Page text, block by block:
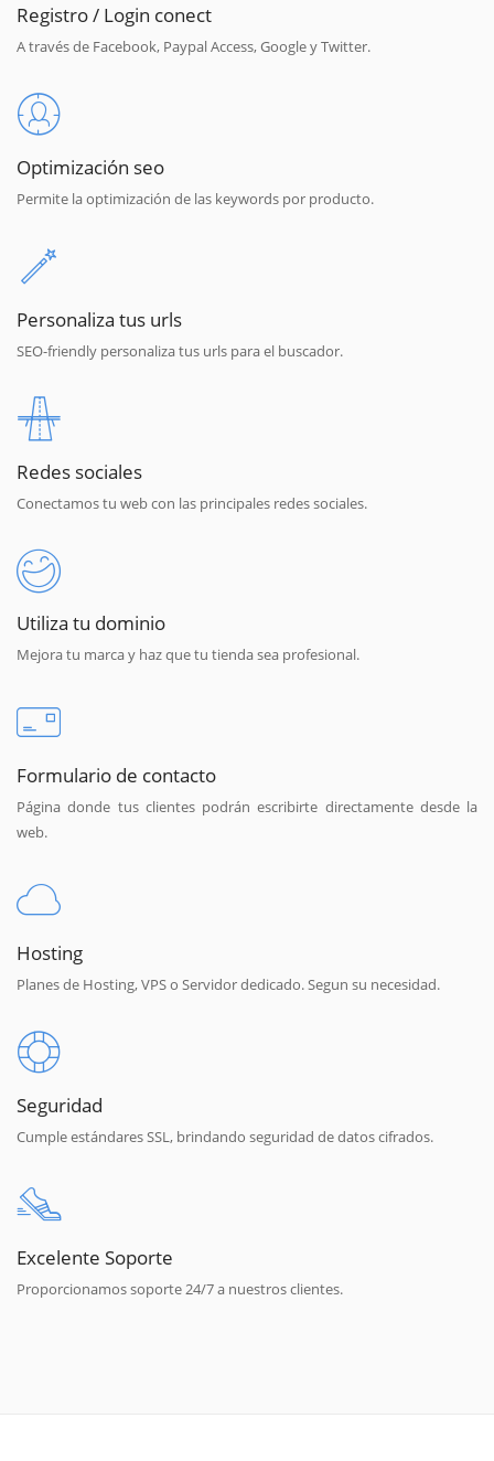
Registro / Login conect
A través de Facebook, Paypal Access, Google y Twitter.
Optimización seo
Permite la optimización de las keywords por producto.
Personaliza tus urls
SEO-friendly personaliza tus urls para el buscador.
Redes sociales
Conectamos tu web con las principales redes sociales.
Utiliza tu dominio
Mejora tu marca y haz que tu tienda sea profesional.
Formulario de contacto
Página donde tus clientes podrán escribirte directamente desde la
web.
Hosting
Planes de Hosting, VPS o Servidor dedicado. Segun su necesidad.
Seguridad
Cumple estándares SSL, brindando seguridad de datos cifrados.
Excelente Soporte
Proporcionamos soporte 24/7 a nuestros clientes.